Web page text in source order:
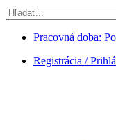
Pracovná doba:
Registrácia /